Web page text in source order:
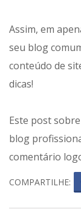
Assim, em
seu blog
conteúdo de
dicas!
Este post
blog
comentário
COMPARTILHE: